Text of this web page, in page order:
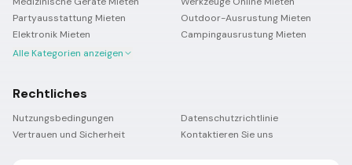
Partyausstattung Mieten
Outdoor-Ausrustung Mieten
Elektronik Mieten
Campingausrustung Mieten
Alle Kategorien anzeigen
Rechtliches
Nutzungsbedingungen
Datenschutzrichtlinie
Vertrauen und Sicherheit
Kontaktieren Sie uns